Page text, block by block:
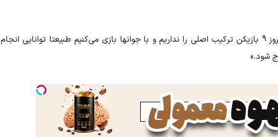
«آن شعار از این جهت بود که وعده هایی داده بودند اما وقتی امروز 9 بازیکن ترکیب اصلی را نداریم و با جوانها بازی می‌کنیم طبیعتا توانایی انجام
شود.»